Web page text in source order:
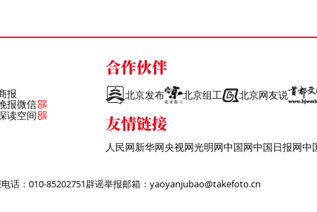
报
报微信
读空间
合作伙伴
北京发布 北京组工 北京网友说
友情链接
人民网新华网央视网光明网中国网中国日报网中
话：010-85202751辟谣举报邮箱：yaoyanjubao@takefoto.cn